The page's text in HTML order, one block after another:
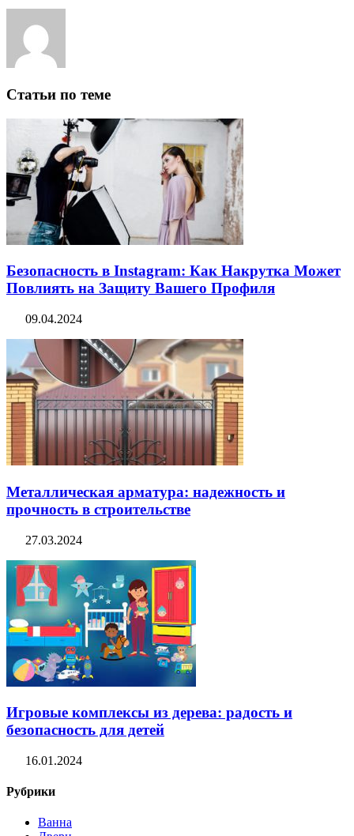
Статьи по теме
Безопасность в Instagram: Как Накрутка Может
Повлиять на Защиту Вашего Профиля
09.04.2024
Металлическая арматура: надежность и
прочность в строительстве
27.03.2024
Игровые комплексы из дерева: радость и
безопасность для детей
16.01.2024
Рубрики
Ванна